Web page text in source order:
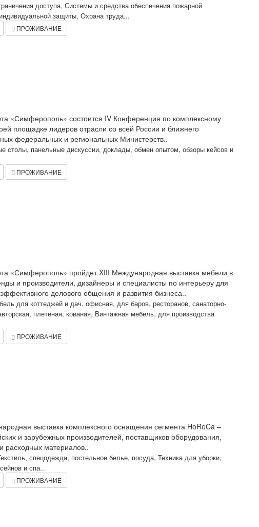
доступа, Системы и средства обеспечения пожарной
защиты, Охрана труда...
ПРОЖИВАНИЕ
«Симферополь» состоится IV Конференция по комплексному
площадке лидеров отрасли со всей России и ближнего
федеральных и региональных Министерств..
панельные дискуссии, доклады, обмен опытом, обзоры кейсов и
ПРОЖИВАНИЕ
«Симферополь» пройдет XIII Международная выставка мебели в
и производители, дизайнеры и специалисты по интерьеру для
делового общения и развития бизнеса..
для коттеджей и дач, офисная, для баров, ресторанов, санаторно-
плетеная, кованая, Винтажная мебель, для производства
ПРОЖИВАНИЕ
выставка комплексного оснащения сегмента HoReCa –
и зарубежных производителей, поставщиков оборудования,
расходных материалов..
спецодежда, постельное белье, посуда, Техника для уборки,
и спа...
ПРОЖИВАНИЕ